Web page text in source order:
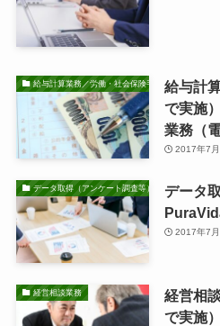
給与計算業務／労働・社会保険手続き業務給与計
で実施
業務（
2017年7
データ取得（アンケート調査等）・分析業務
データ
2017年7
経営相談業務
経営相
で実施）